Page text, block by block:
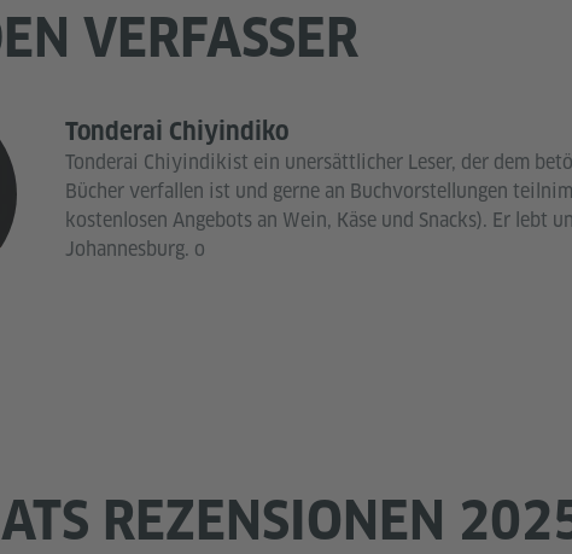
VERFASSER
Tonderai Chiyindiko
Tonderai Chiyindikist ein unersättlicher Leser, der dem
Bücher verfallen ist und gerne an Buchvorstellungen
kostenlosen Angebots an Wein, Käse und Snacks). Er lebt
Johannesburg. o
REZENSIONEN